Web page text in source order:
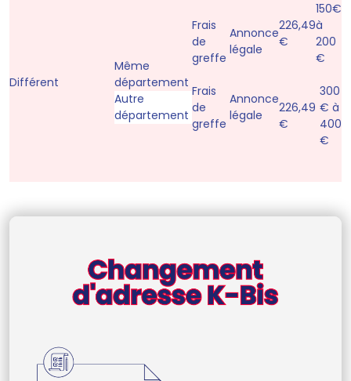
Différent
Même
département
Autre
département
Frais
de
greffe
Annonce
légale
Frais
de
greffe
Annonce
légale
226,49
€
150€
à
200
€
226,49
€
300
€ à
400
€